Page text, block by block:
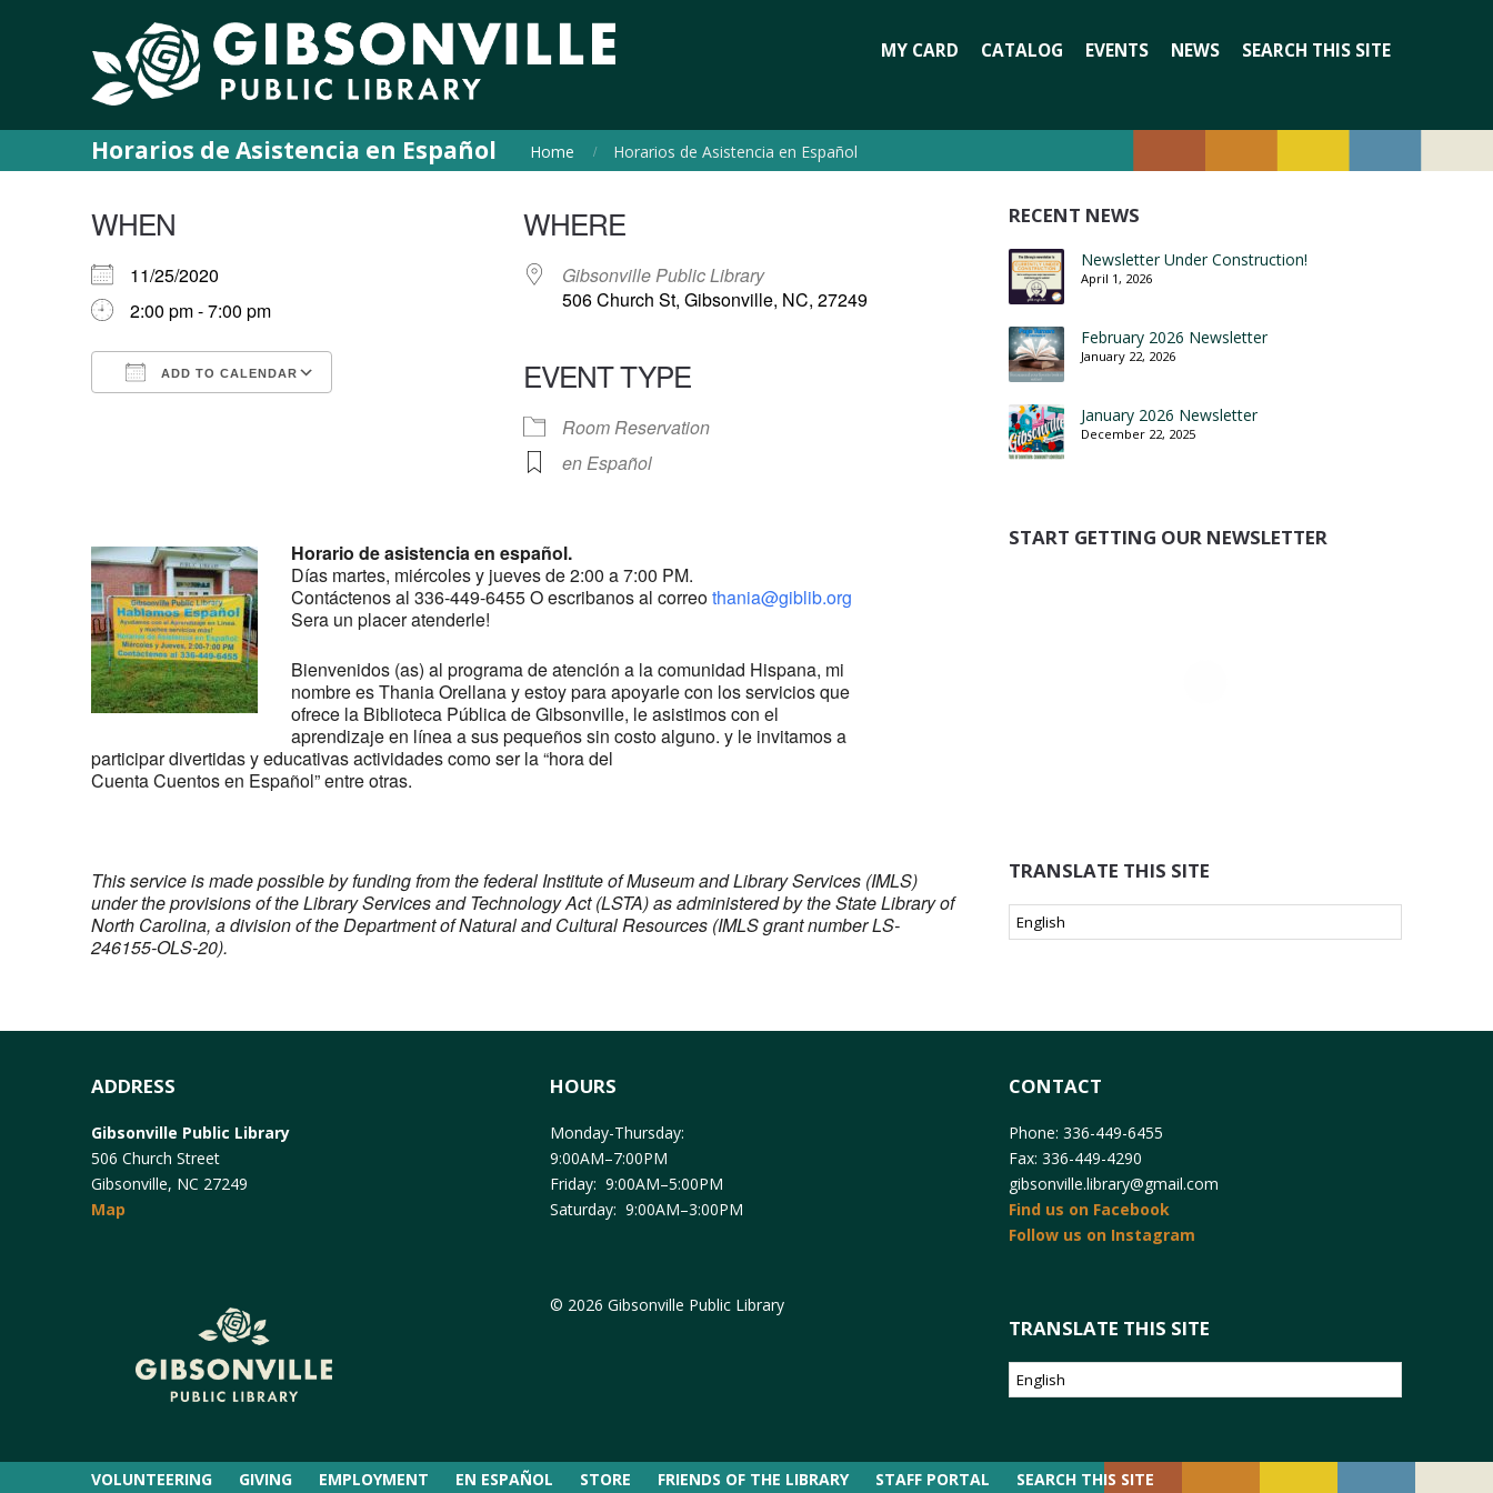
MY CARD CATALOG EVENTS NEWS SEARCH THIS SITE
Horarios de Asistencia en Español Home Horarios de Asistencia en Español
WHEN
11/25/2020
2:00 pm - 7:00 pm
ADD TO CALENDAR
WHERE
Gibsonville Public Library
506 Church St, Gibsonville, NC, 27249
EVENT TYPE
Room Reservation
en Español
Horario de asistencia en español.
Días martes, miércoles y jueves de 2:00 a 7:00 PM.
Contáctenos al 336-449-6455 O escribanos al correothania@giblib.org
Sera un placer atenderle!
Bienvenidos (as) al programa de atención a la comunidad Hispana, mi
nombre es Thania Orellana y estoy para apoyarle con los servicios que
ofrece la Biblioteca Pública de Gibsonville, le asistimos con el
aprendizaje en línea a sus pequeños sin costo alguno. y le invitamos a
participar divertidas y educativas actividades como ser la “hora del
Cuenta Cuentos en Español” entre otras.
This service is made possible by funding from the federal Institute of Museum and Library Services (IMLS)
under the provisions of the Library Services and Technology Act (LSTA) as administered by the State Library of
North Carolina, a division of the Department of Natural and Cultural Resources (IMLS grant number LS-
246155-OLS-20).
RECENT NEWS
Newsletter Under Construction!
April 1, 2026
February 2026 Newsletter
January 22, 2026
January 2026 Newsletter
December 22, 2025
START GETTING OUR NEWSLETTER
TRANSLATE THIS SITE
ADDRESS
Gibsonville Public Library
506 Church Street
Gibsonville, NC 27249
Map
HOURS
Monday-Thursday:
9:00AM–7:00PM
Friday: 9:00AM–5:00PM
Saturday: 9:00AM–3:00PM
© 2026 Gibsonville Public Library
CONTACT
Phone: 336-449-6455
Fax: 336-449-4290
gibsonville.library@gmail.com
Find us on Facebook
Follow us on Instagram
TRANSLATE THIS SITE
VOLUNTEERING GIVING EMPLOYMENT EN ESPAÑOL STORE FRIENDS OF THE LIBRARY STAFF PORTAL SEARCH THIS SITE